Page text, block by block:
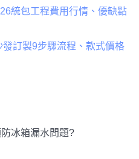
統包工程費用行情、優缺點
訂製9步驟流程、款式價格
冰箱漏水問題?